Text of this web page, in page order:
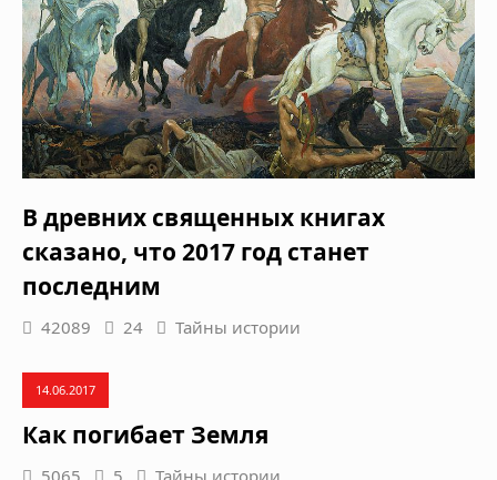
В древних священных книгах
сказано, что 2017 год станет
последним
42089 24 Тайны истории
14.06.2017
Как погибает Земля